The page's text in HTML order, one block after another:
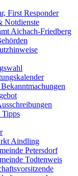
First Responder
Notdienste
Aichach-Friedberg
Tipps
Aindling
Petersdorf
Todtenweis